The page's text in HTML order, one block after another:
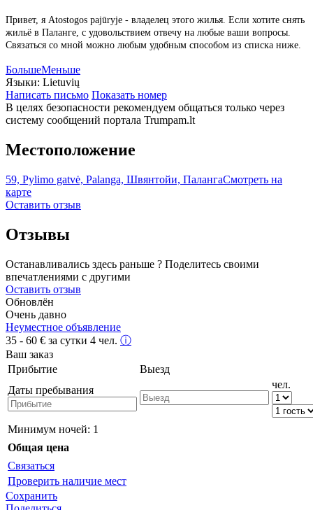
Привет, я Atostogos pajūryje - владелец этого жилья. Если хотите снять
жильё в Паланге, с удовольствием отвечу на любые ваши вопросы.
Связаться со мной можно любым удобным способом из списка ниже.
БольшеМеньше
Языки: Lietuvių
Написать письмо Показать номер
В целях безопасности рекомендуем общаться только через
систему сообщений портала Trumpam.lt
Местоположение
59, Pylimo gatvė, Palanga, Швянтойи, ПалангаСмотреть на
карте
Оставить отзыв
Отзывы
Останавливались здесь раньше ? Поделитесь своими
впечатлениями с другими
Оставить отзыв
Обновлён
Очень давно
Неуместное объявление
35 - 60 € за сутки 4 чел. ⓘ
Ваш заказ
Прибытие
Выезд
Даты пребывания
чел.
Минимум ночей: 1
Общая цена
Связаться
Проверить наличие мест
Сохранить